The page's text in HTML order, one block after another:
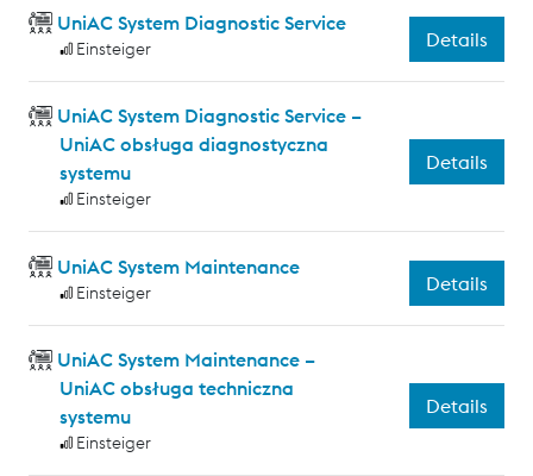
UniAC System Diagnostic Service
Einsteiger Details
UniAC System Diagnostic Service –
UniAC obsługa diagnostyczna
systemu
Einsteiger
Details
UniAC System Maintenance
Einsteiger Details
UniAC System Maintenance –
UniAC obsługa techniczna
systemu
Einsteiger
Details